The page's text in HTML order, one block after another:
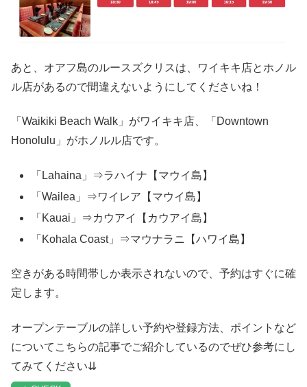
あと、オアフ島のルースズクリスは、ワイキキ店とホノル
ル店があるので間違えないようにしてくださいね！
「Waikiki Beach Walk」がワイキキ店、「Downtown
Honolulu」がホノルル店です。
「Lahaina」⇒ラハイナ【マウイ島】
「Wailea」⇒ワイレア【マウイ島】
「Kauai」⇒カウアイ【カウアイ島】
「Kohala Coast」⇒マウナラニ【ハワイ島】
空きがある時間帯しか表示されないので、予約はすぐに確
定します。
オープンテーブルの詳しい予約や登録方法、ポイントなど
についてこちらの記事でご紹介しているのでぜひ参考にし
てみてください⇊